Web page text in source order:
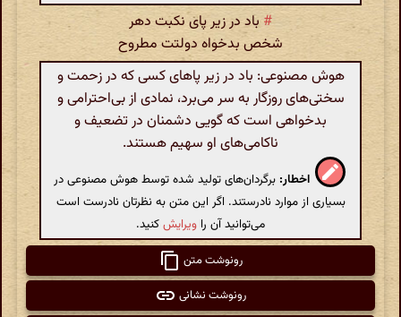
# باد در زیر پای نکبت دهر
شخص بدخواه دولتت مطروح
هوش مصنوعی: باد در زیر پاهای کسی که در زحمت و
سختی‌های روزگار به سر می‌برد، نمادی از بی‌احترامی و
بدخواهی است که گویی دشمنان در تضعیف و
ناکامی‌های او سهیم هستند.
اخطار: برگردان‌های تولید شده توسط هوش مصنوعی در
بسیاری از موارد نادرستند. اگر این متن به نظرتان نادرست است
می‌توانید آن را ویرایشکنید.
رونوشت متن
رونوشت نشانی